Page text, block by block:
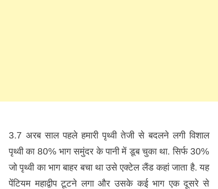
3.7 अरब साल पहले हमारी पृथ्वी तेजी से बदलने लगी विशाल
पृथ्वी का 80% भाग समुंदर के पानी में डूब चुका था. सिर्फ 30%
जो पृथ्वी का भाग बाहर बचा था उसे एक्टेल लैंड कहां जाता है. यह
पेंटियम महाद्वीप टूटने लगा और उसके कई भाग एक दूसरे से